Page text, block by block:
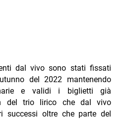
dal vivo sono stati fissati
del 2022 mantenendo
e validi i biglietti già
del trio lirico che dal vivo
successi oltre che parte del